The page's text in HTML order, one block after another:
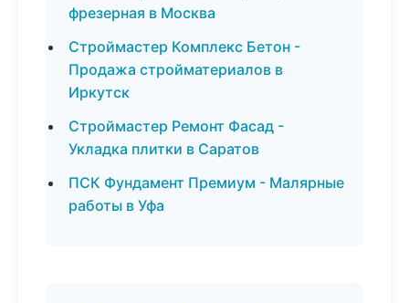
фрезерная в Москва
Строймастер Комплекс Бетон -
Продажа стройматериалов в
Иркутск
Строймастер Ремонт Фасад -
Укладка плитки в Саратов
ПСК Фундамент Премиум - Малярные
работы в Уфа